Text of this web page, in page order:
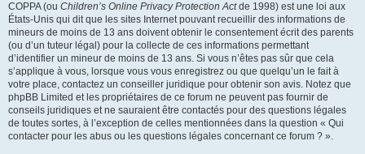
COPPA (ou Children’s Online Privacy Protection Actde 1998) est une loi aux
États-Unis qui dit que les sites Internet pouvant recueillir des informations de
mineurs de moins de 13 ans doivent obtenir le consentement écrit des parents
(ou d’un tuteur légal) pour la collecte de ces informations permettant
d’identifier un mineur de moins de 13 ans. Si vous n’êtes pas sûr que cela
s’applique à vous, lorsque vous vous enregistrez ou que quelqu’un le fait à
votre place, contactez un conseiller juridique pour obtenir son avis. Notez que
phpBB Limited et les propriétaires de ce forum ne peuvent pas fournir de
conseils juridiques et ne sauraient être contactés pour des questions légales
de toutes sortes, à l’exception de celles mentionnées dans la question « Qui
contacter pour les abus ou les questions légales concernant ce forum ? ».